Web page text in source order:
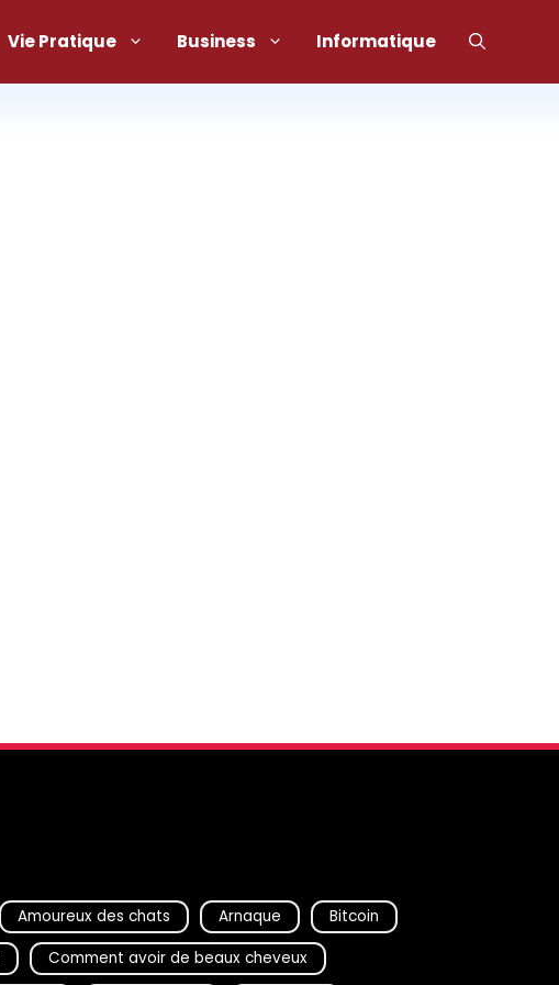
Vie Pratique Business Informatique
Amoureux des chats Arnaque
Bitcoin
Comment avoir de beaux cheveux